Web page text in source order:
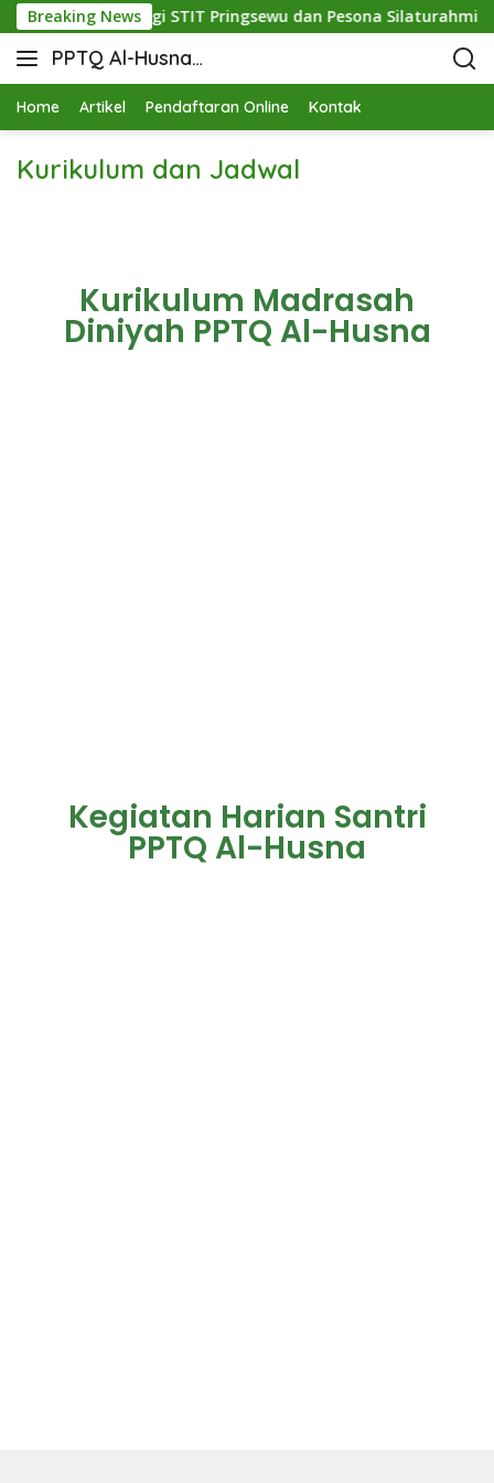
Breaking News
Mutu: Sinergi STIT Pringsewu dan Pesona Silaturahmi di
PPTQ Al-Husna
Bukit Raja Wali
Home Artikel Pendaftaran Online Kontak
Kurikulum dan Jadwal
Kurikulum Madrasah
Diniyah PPTQ Al-Husna
Kegiatan Harian Santri
PPTQ Al-Husna